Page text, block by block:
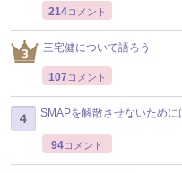
214コメント
三宅健について語ろう
107 コメント
SMAPを解散させないために
94コメント